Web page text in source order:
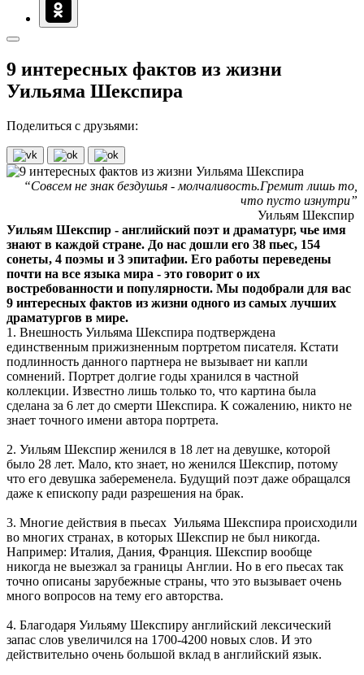
9 интересных фактов из жизни
Уильяма Шекспира
Поделиться с друзьями:
“Совсем не знак бездушья - молчаливость.Гремит лишь то,
что пусто изнутри”
Уильям Шекспир
Уильям Шекспир - английский поэт и драматург, чье имя
знают в каждой стране. До нас дошли его 38 пьес, 154
сонеты, 4 поэмы и 3 эпитафии. Его работы переведены
почти на все языка мира - это говорит о их
востребованности и популярности. Мы подобрали для вас
9 интересных фактов из жизни одного из самых лучших
драматургов в мире.
1. Внешность Уильяма Шекспира подтверждена
единственным прижизненным портретом писателя. Кстати
подлинность данного партнера не вызывает ни капли
сомнений. Портрет долгие годы хранился в частной
коллекции. Известно лишь только то, что картина была
сделана за 6 лет до смерти Шекспира. К сожалению, никто не
знает точного имени автора портрета.
2. Уильям Шекспир женился в 18 лет на девушке, которой
было 28 лет. Мало, кто знает, но женился Шекспир, потому
что его девушка забеременела. Будущий поэт даже обращался
даже к епископу ради разрешения на брак.
3. Многие действия в пьесах Уильяма Шекспира происходили
во многих странах, в которых Шекспир не был никогда.
Например: Италия, Дания, Франция. Шекспир вообще
никогда не выезжал за границы Англии. Но в его пьесах так
точно описаны зарубежные страны, что это вызывает очень
много вопросов на тему его авторства.
4. Благодаря Уильяму Шекспиру английский лексический
запас слов увеличился на 1700-4200 новых слов. И это
действительно очень большой вклад в английский язык.